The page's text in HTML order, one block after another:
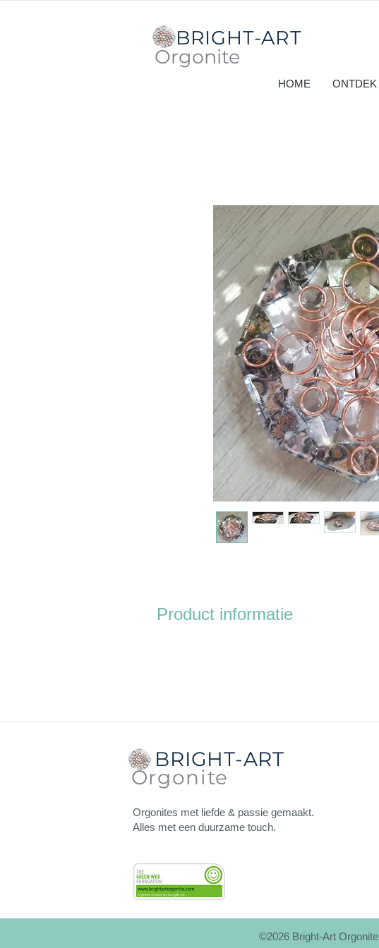
BRIGHT-ART
Orgonite
HOME ONTDEK
Product informatie
BRIGHT-ART
Orgonite
Orgonites met liefde & passie gemaakt.
Alles met een duurzame touch.
©2026 Bright-Art Orgonite